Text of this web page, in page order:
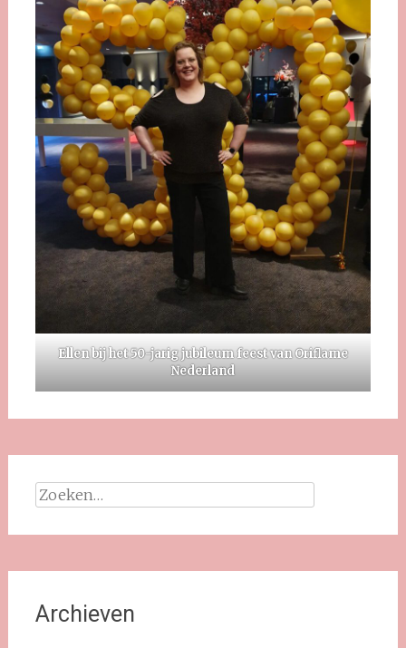
Ellen bij het 50-jarig jubileum feest van Oriflame
Nederland
Zoeken
Archieven